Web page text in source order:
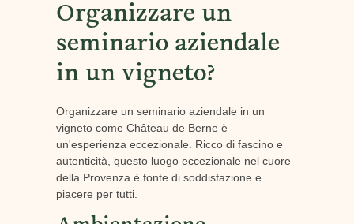
Organizzare un
seminario aziendale
in un vigneto?
Organizzare un seminario aziendale in un
vigneto come Château de Berne è
un'esperienza eccezionale. Ricco di fascino e
autenticità, questo luogo eccezionale nel cuore
della Provenza è fonte di soddisfazione e
piacere per tutti.